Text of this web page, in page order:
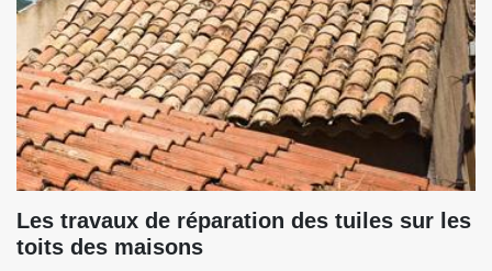
Les travaux de réparation des tuiles sur les
toits des maisons